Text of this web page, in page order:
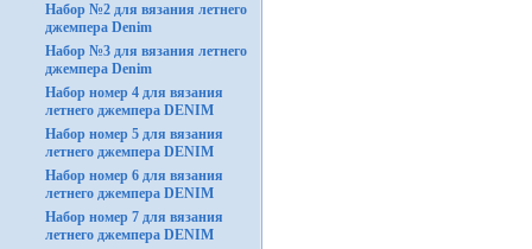
Набор №2 для вязания летнего
джемпера Denim
Набор №3 для вязания летнего
джемпера Denim
Набор номер 4 для вязания
летнего джемпера DENIM
Набор номер 5 для вязания
летнего джемпера DENIM
Набор номер 6 для вязания
летнего джемпера DENIM
Набор номер 7 для вязания
летнего джемпера DENIM